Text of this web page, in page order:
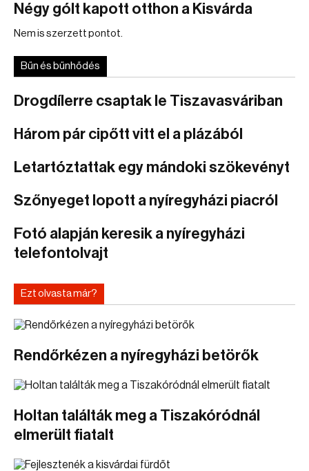
Négy gólt kapott otthon a Kisvárda
Nem is szerzett pontot.
Bűn és bűnhődés
Drogdílerre csaptak le Tiszavasváriban
Három pár cipőtt vitt el a plázából
Letartóztattak egy mándoki szökevényt
Szőnyeget lopott a nyíregyházi piacról
Fotó alapján keresik a nyíregyházi
telefontolvajt
Ezt olvasta már?
Rendőrkézen a nyíregyházi betörők
Holtan találták meg a Tiszakóródnál
elmerült fiatalt